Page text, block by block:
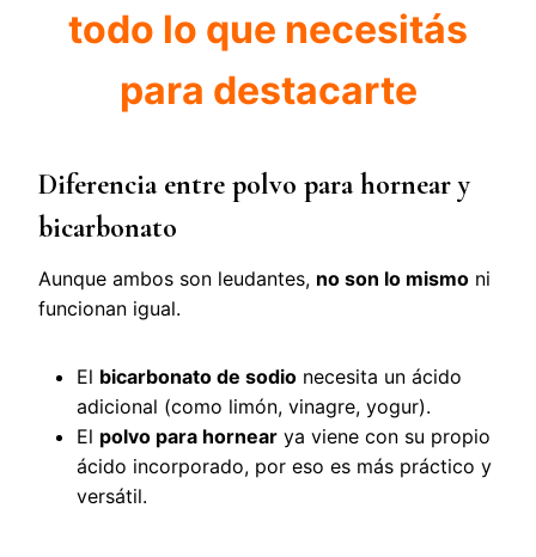
todo lo que necesitás
para destacarte
Diferencia entre polvo para hornear y
bicarbonato
Aunque ambos son leudantes, no son lo mismo ni
funcionan igual.
El bicarbonato de sodio necesita un ácido
adicional (como limón, vinagre, yogur).
El polvo para hornear ya viene con su propio
ácido incorporado, por eso es más práctico y
versátil.